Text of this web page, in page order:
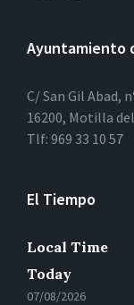
Ayuntamiento
C/ San Gil Abad,
16200, Motilla
Tlf: 969 33 10 57
El Tiempo
Local Time
Today
07/08/2026